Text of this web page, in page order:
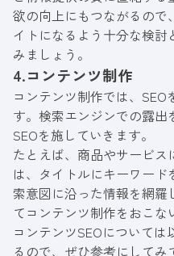
欲の向上にもつながるので
イトになるよう十分な検
みましょう。
4.コンテンツ制作
コンテンツ制作では、
す。検索エンジンでの露
SEOを施していきます。
たとえば、商品やサービス
は、タイトルにキーワー
索意図に沿った情報を網羅
てコンテンツ制作をおこな
コンテンツSEOについて
るので、ぜひ参考にしてみ